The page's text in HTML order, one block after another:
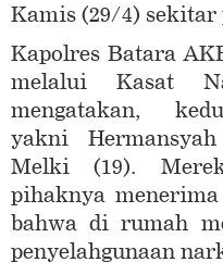
Kamis (29/4)
Kapolres Batara
melalui Kasat
mengatakan,
yakni
Melki (19).
pihaknya
bahwa di rumah
penyelahgunaan